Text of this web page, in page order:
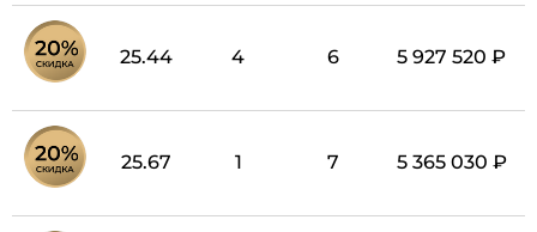
25.44 4 6 5 927 520 ₽
25.67 1 7 5 365 030 ₽